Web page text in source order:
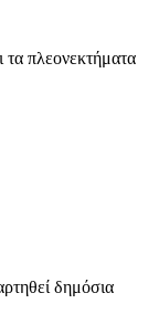
τα πλεονεκτήματα
δημόσια